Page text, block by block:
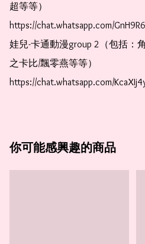
超等等）
https://chat.whatsapp.com/
娃兒-卡通動漫group 2（包括：
之卡比/飄零燕等等）
https://chat.whatsapp.com/
你可能感興趣的商品